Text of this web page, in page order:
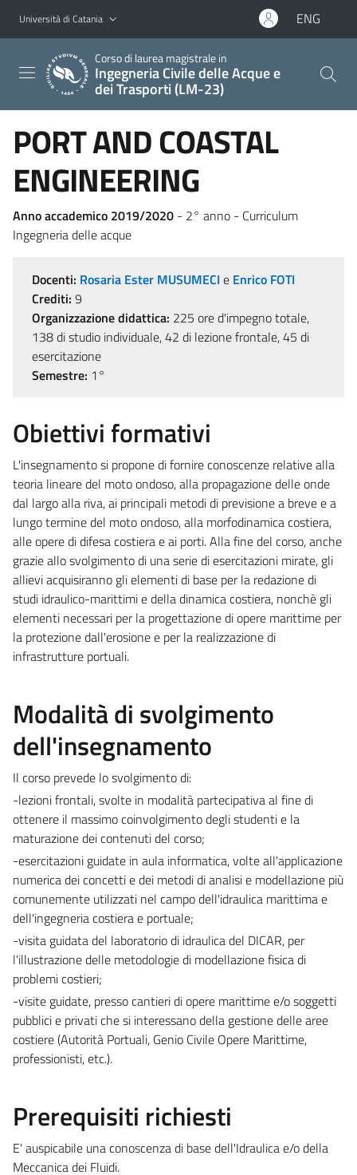
Vai al contenuto principale
Vai al menu di navigazione
Università di Catania ENG
Corso di laurea magistrale in
Ingegneria Civile delle Acque e
dei Trasporti (LM-23)
PORT AND COASTAL
ENGINEERING
Anno accademico 2019/2020 - 2° anno - Curriculum
Ingegneria delle acque
Docenti: Rosaria Ester MUSUMECI e Enrico FOTI
Crediti: 9
Organizzazione didattica: 225 ore d'impegno totale,
138 di studio individuale, 42 di lezione frontale, 45 di
esercitazione
Semestre: 1°
Obiettivi formativi
L'insegnamento si propone di fornire conoscenze relative alla
teoria lineare del moto ondoso, alla propagazione delle onde
dal largo alla riva, ai principali metodi di previsione a breve e a
lungo termine del moto ondoso, alla morfodinamica costiera,
alle opere di difesa costiera e ai porti. Alla fine del corso, anche
grazie allo svolgimento di una serie di esercitazioni mirate, gli
allievi acquisiranno gli elementi di base per la redazione di
studi idraulico-marittimi e della dinamica costiera, nonchè gli
elementi necessari per la progettazione di opere marittime per
la protezione dall'erosione e per la realizzazione di
infrastrutture portuali.
Modalità di svolgimento
dell'insegnamento
Il corso prevede lo svolgimento di:
-lezioni frontali, svolte in modalità partecipativa al fine di
ottenere il massimo coinvolgimento degli studenti e la
maturazione dei contenuti del corso;
-esercitazioni guidate in aula informatica, volte all'applicazione
numerica dei concetti e dei metodi di analisi e modellazione più
comunemente utilizzati nel campo dell'idraulica marittima e
dell'ingegneria costiera e portuale;
-visita guidata del laboratorio di idraulica del DICAR, per
l'illustrazione delle metodologie di modellazione fisica di
problemi costieri;
-visite guidate, presso cantieri di opere marittime e/o soggetti
pubblici e privati che si interessano della gestione delle aree
costiere (Autorità Portuali, Genio Civile Opere Marittime,
professionisti, etc.).
Prerequisiti richiesti
E' auspicabile una conoscenza di base dell'Idraulica e/o della
Meccanica dei Fluidi.